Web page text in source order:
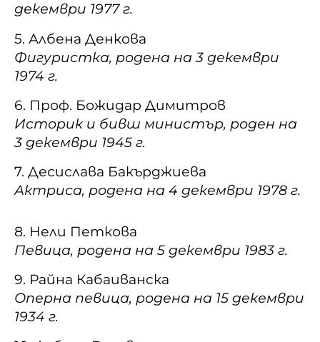
декември 1977 г.
5. Албена Денкова
Фигуристка, родена на 3 декември
1974 г.
6. Проф. Божидар Димитров
Историк и бивш министър, роден на
3 декември 1945 г.
7. Десислава Бакърджиева
Актриса, родена на 4 декември 1978 г.
8. Нели Петкова
Певица, родена на 5 декември 1983 г.
9. Райна Кабаиванска
Оперна певица, родена на 15 декември
1934 г.